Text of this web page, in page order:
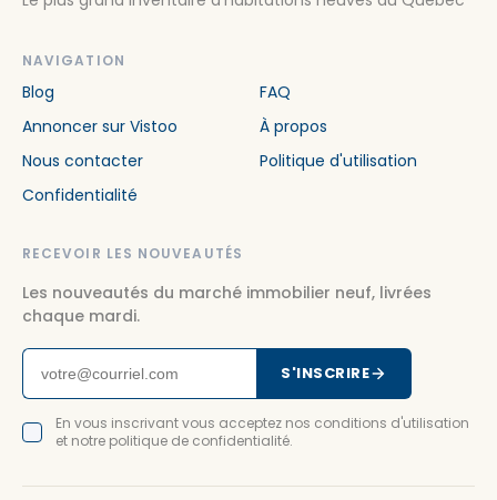
NAVIGATION
Blog
FAQ
Annoncer sur Vistoo
À propos
Nous contacter
Politique d'utilisation
Confidentialité
RECEVOIR LES NOUVEAUTÉS
Les nouveautés du marché immobilier neuf, livrées
chaque mardi.
S'INSCRIRE
En vous inscrivant vous acceptez nos conditions d'utilisation
et notre politique de confidentialité.